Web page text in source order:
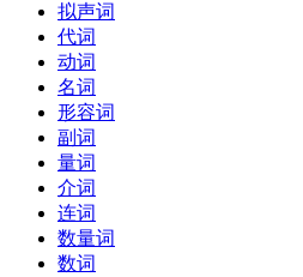
拟声词
代词
动词
名词
形容词
副词
量词
介词
连词
数量词
数词